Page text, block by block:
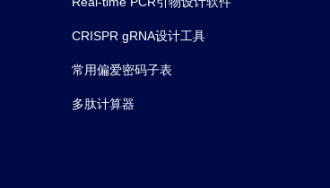
CRISPR gRNA设计工具
常用偏爱密码子表
多肽计算器